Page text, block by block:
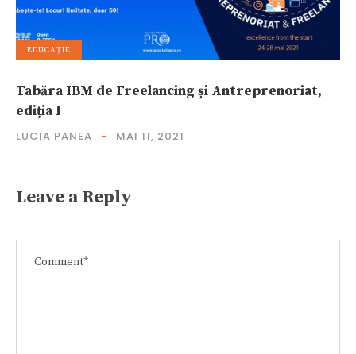
EDUCAȚIE
Tabăra IBM de Freelancing și Antreprenoriat,
ediția I
LUCIA PANEA MAI 11, 2021
Leave a Reply